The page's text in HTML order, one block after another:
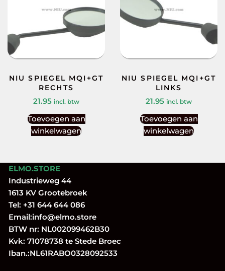
NIU SPIEGEL MQI+GT
RECHTS
21.95 incl. btw
Toevoegen aan
winkelwagen
NIU SPIEGEL MQI+GT
LINKS
21.95 incl. btw
Toevoegen aan
winkelwagen
ELMO.STORE
Industrieweg 44
1613 KV Grootebroek
Tel: +31 644 644 086
Email:info@elmo.store
BTW nr: NL002099462B30
Kvk: 71078738 te Stede Broec
Iban.:NL61RABO0328092533